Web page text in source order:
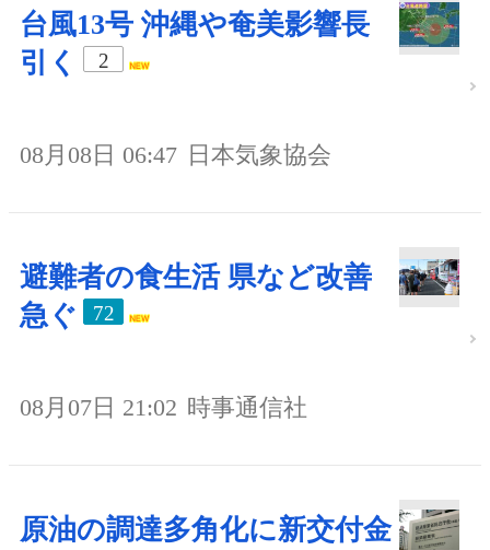
台風13号 沖縄や奄美影響長
引く
2
08月08日 06:47 日本気象協会
避難者の食生活 県など改善
急ぐ
72
08月07日 21:02 時事通信社
原油の調達多角化に新交付金